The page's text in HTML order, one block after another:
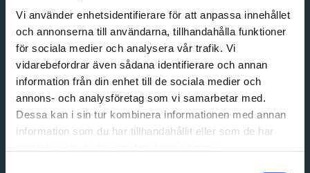
Vi använder enhetsidentifierare för att anpassa innehållet
och annonserna till användarna, tillhandahålla funktioner
för sociala medier och analysera vår trafik. Vi
vidarebefordrar även sådana identifierare och annan
information från din enhet till de sociala medier och
annons- och analysföretag som vi samarbetar med.
Dessa kan i sin tur kombinera informationen med annan
information som du har tillhandahållit eller som de har
Email address